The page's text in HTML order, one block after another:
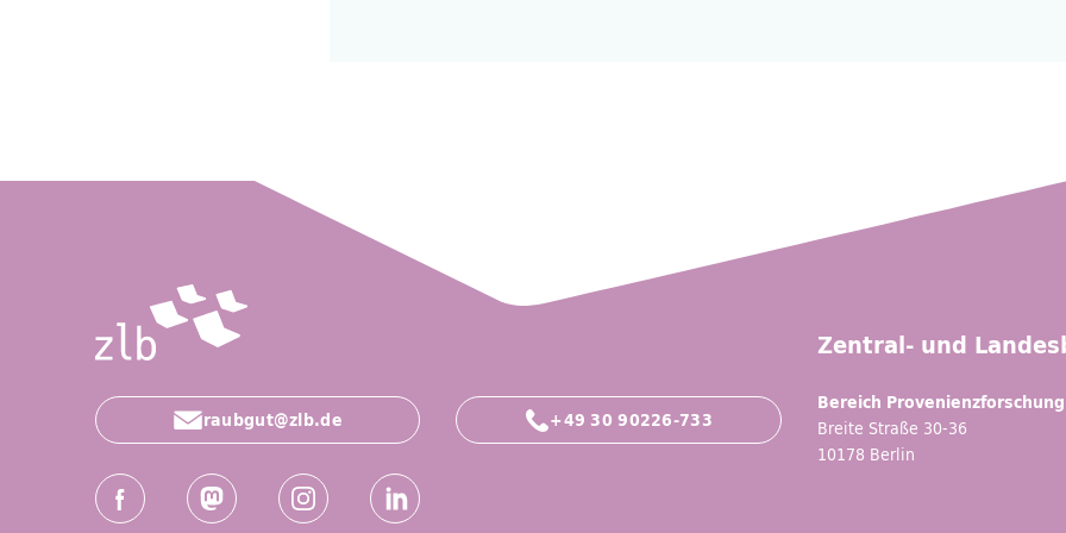
Zentral- und
raubgut@zlb.de +49 30 90226-733
Social-Media Kanäle der ZLB
Bereich Provenienzforschung
Breite Straße 30-36
10178 Berlin